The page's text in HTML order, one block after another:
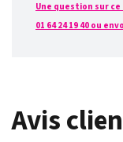
Une question sur
01 64 24 19 40 ou
Avis